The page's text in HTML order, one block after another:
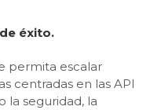
éxito.
permita escalar
centradas en las API
la seguridad, la